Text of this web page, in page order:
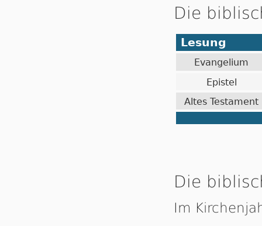
Die
Lesung
Evangelium
Epistel
Altes Testament
Die
Im